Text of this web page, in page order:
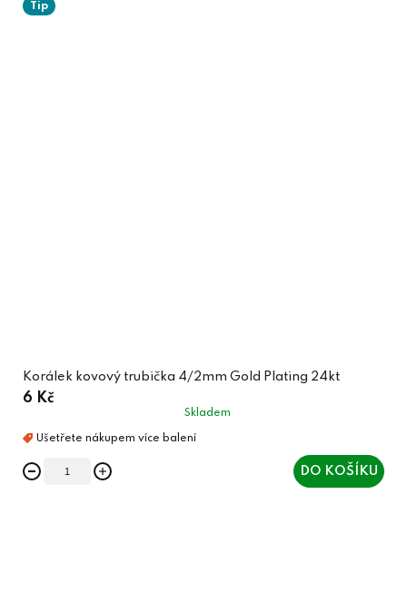
Tip
Korálek kovový trubička 4/2mm Gold Plating 24kt
6 Kč
Skladem
DO KOŠÍKU